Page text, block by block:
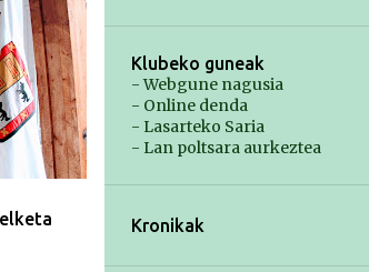
Klubeko guneak
- Webgune nagusia
- Online denda
- Lasarteko Saria
- Lan poltsara aurkeztea
Kronikak